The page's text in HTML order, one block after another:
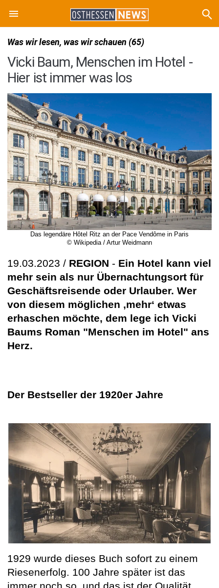
Was wir lesen, was wir schauen (65)
Vicki Baum, Menschen im Hotel -
Hier ist immer was los
Das legendäre Hôtel Ritz an der Pace Vendôme in Paris
© Wikipedia / Artur Weidmann
19.03.2023 / REGION - Ein Hotel kann viel
mehr sein als nur Übernachtungsort für
Geschäftsreisende oder Urlauber. Wer
von diesem möglichen ‚mehr‘ etwas
erhaschen möchte, dem lege ich Vicki
Baums Roman "Menschen im Hotel" ans
Herz.
Der Bestseller der 1920er Jahre
1929 wurde dieses Buch sofort zu einem
Riesenerfolg. 100 Jahre später ist das